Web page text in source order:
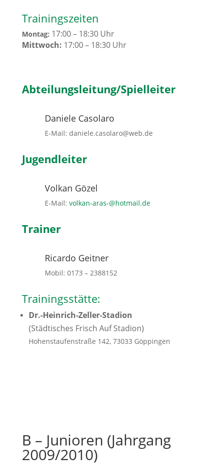
Trainingszeiten
Montag: 17:00 – 18:30 Uhr
Mittwoch: 17:00 – 18:30 Uhr
Abteilungsleitung/Spielleiter
Daniele Casolaro
E-Mail: daniele.casolaro@web.de
Jugendleiter
Volkan Gözel
E-Mail: volkan-aras-@hotmail.de
Trainer
Ricardo Geitner
Mobil: 0173 – 2388152
Trainingsstätte:
Dr.-Heinrich-Zeller-Stadion
(Städtisches Frisch Auf Stadion)
Hohenstaufenstraße 142, 73033 Göppingen
B – Junioren (Jahrgang
2009/2010)